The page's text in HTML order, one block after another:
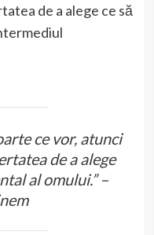
de a alege ce să
ce vor, atunci
de a alege
al omului.” –